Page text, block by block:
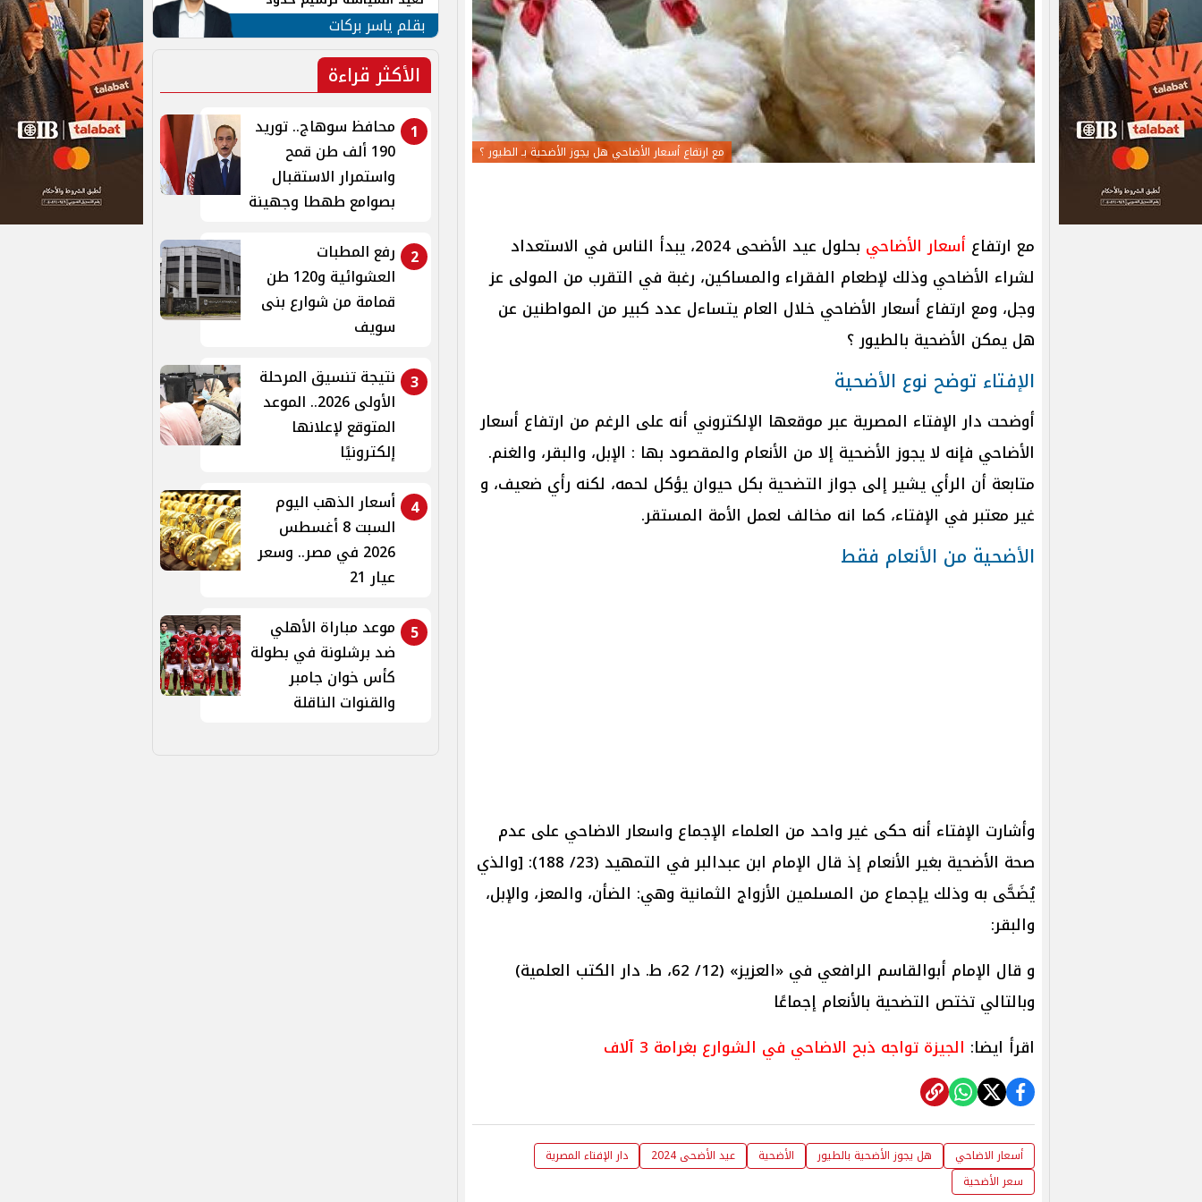
مع ارتفاع أسعار الأضاحي هل يجوز الأضحية بـ الطيور ؟
مع ارتفاع أسعار الأضاحي
بحلول عيد الأضحى 2024، يبدأ الناس في الاستعداد
لشراء الأضاحي وذلك لإطعام الفقراء والمساكين، رغبة في التقرب من المولى عز
وجل، ومع ارتفاع أسعار الأضاحي خلال العام يتساءل عدد كبير من المواطنين عن
هل يمكن الأضحية بالطيور ؟
الإفتاء توضح نوع الأضحية
أوضحت دار الإفتاء المصرية عبر موقعها الإلكتروني أنه على الرغم من ارتفاع أسعار
الأضاحي فإنه لا يجوز الأضحية إلا من الأنعام والمقصود بها : الإبل، والبقر، والغنم.
متابعة أن الرأي يشير إلى جواز التضحية بكل حيوان يؤكل لحمه، لكنه رأي ضعيف، و
غير معتبر في الإفتاء، كما انه مخالف لعمل الأمة المستقر.
الأضحية من الأنعام فقط
وأشارت الإفتاء أنه حكى غير واحد من العلماء الإجماع واسعار الاضاحي على عدم
صحة الأضحية بغير الأنعام إذ قال الإمام ابن عبدالبر في التمهيد (23/ 188): [والذي
يُضَحَّى به وذلك يإجماع من المسلمين الأزواج الثمانية وهي: الضأن، والمعز، والإبل،
والبقر:
و قال الإمام أبوالقاسم الرافعي في «العزيز» (12/ 62، ط. دار الكتب العلمية)
وبالتالي تختص التضحية بالأنعام إجماعًا
اقرأ ايضا: الجيزة تواجه ذبح الاضاحي في الشوارع بغرامة 3 آلاف
أسعار الاضاحي هل يجوز الأضحية بالطيور الأضحية عيد الأضحى 2024
دار الإفتاء المصرية
سعر الأضحية
الأمن القومي العربي
بقلم ياسر بركات
الأكثر قراءة
1
محافظ سوهاج.. توريد
190 ألف طن قمح
واستمرار الاستقبال
بصوامع طهطا وجهينة
2
رفع المطبات
العشوائية و120 طن
قمامة من شوارع بنى
سويف
3 نتيجة تنسيق المرحلة
الأولى 2026.. الموعد
المتوقع لإعلانها
إلكترونيًا
4
أسعار الذهب اليوم
السبت 8 أغسطس
2026 في مصر.. وسعر
عيار 21
5
موعد مباراة الأهلي
ضد برشلونة في بطولة
كأس خوان جامبر
والقنوات الناقلة